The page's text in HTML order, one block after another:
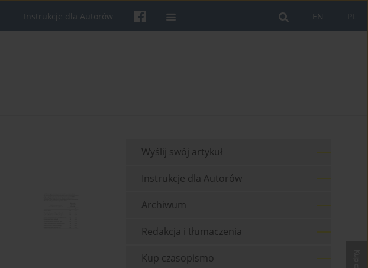
PL
EN
Instrukcje dla Autorów
Wyślij swój artykuł
Instrukcje dla Autorów
Archiwum
Redakcja i tłumaczenia
Kup czasopismo